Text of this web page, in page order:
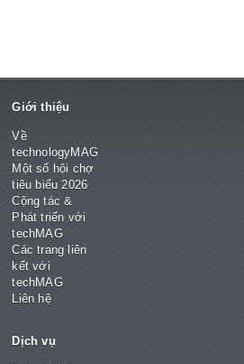
Giới thiệu
Về
technologyMAG
Một số hội chợ
tiêu biểu 2026
Cộng tác &
Phát triển với
techMAG
Các trang liên
kết với
techMAG
Liên hệ
Dịch vụ